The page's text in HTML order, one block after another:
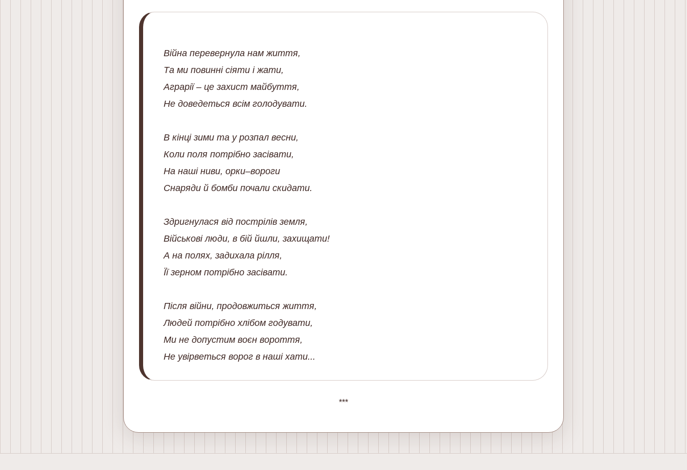
Війна перевернула нам життя,
Та ми повинні сіяти і жати,
Аграрії – це захист майбуття,
Не доведеться всім голодувати.
В кінці зими та у розпал весни,
Коли поля потрібно засівати,
На наші ниви, орки–вороги
Снаряди й бомби почали скидати.
Здригнулася від пострілів земля,
Військові люди, в бій йшли, захищати!
А на полях, задихала рілля,
Її зерном потрібно засівати.
Після війни, продовжиться життя,
Людей потрібно хлібом годувати,
Ми не допустим воєн вороття,
***